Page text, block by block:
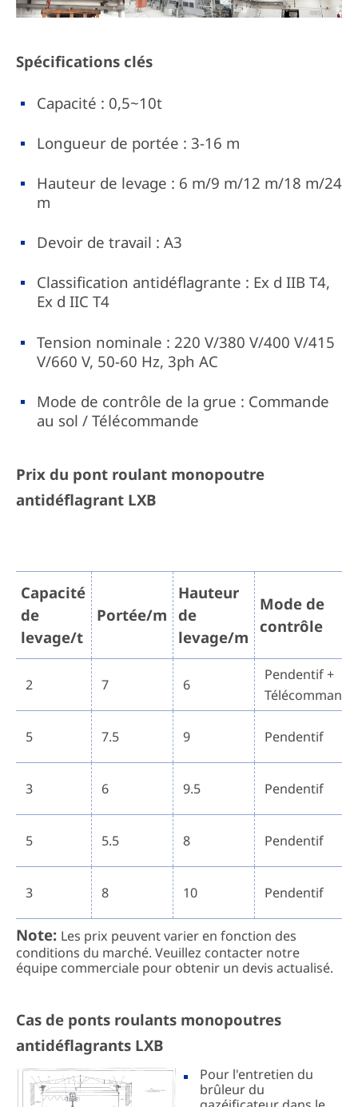
Spécifications clés
Capacité : 0,5~10t
Longueur de portée : 3-16 m
Hauteur de levage : 6 m/9 m/12 m/18 m/24
m
Devoir de travail : A3
Classification antidéflagrante : Ex d IIB T4,
Ex d IIC T4
Tension nominale : 220 V/380 V/400 V/415
V/660 V, 50-60 Hz, 3ph AC
Mode de contrôle de la grue : Commande
au sol / Télécommande
Prix du pont roulant monopoutre
antidéflagrant LXB
Capacité
de
levage/t
Portée/m
Hauteur
de
levage/m
Mode de
contrôle
2 7 6
Pendentif +
Télécommande
5 7.5 9 Pendentif
3 6 9.5 Pendentif
5 5.5 8 Pendentif
3 8 10 Pendentif
Note: Les prix peuvent varier en fonction des
conditions du marché. Veuillez contacter notre
équipe commerciale pour obtenir un devis actualisé.
Cas de ponts roulants monopoutres
antidéflagrants LXB
Pour l'entretien du
brûleur du